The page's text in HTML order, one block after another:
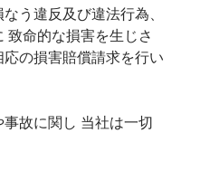
う違反及び違法行為、
致命的な損害を生じさ
の損害賠償請求を行い
故に関し 当社は一切